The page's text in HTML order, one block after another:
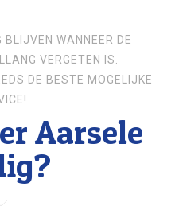
WANNEER DE
VERGETEN IS.
DE BESTE MOGELIJKE
Aarsele